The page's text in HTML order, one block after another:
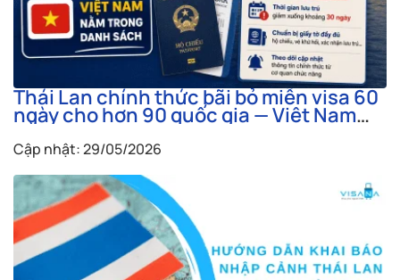
Thái Lan chính thức bãi bỏ miễn visa 60
ngày cho hơn 90 quốc gia — Việt Nam
nằm trong danh sách
Cập nhật: 29/05/2026